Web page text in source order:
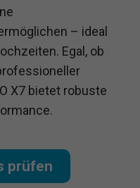
– ideal
Egal, ob
X7 bietet robuste
prüfen